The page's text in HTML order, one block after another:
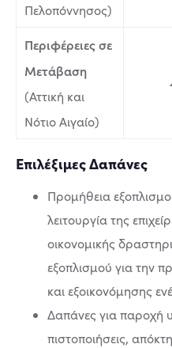
Πελοπόννησος)
Περιφέρειες σε
Μετάβαση
(Αττική και
Νότιο Αιγαίο)
Επιλέξιμες Δαπάνες
Προμήθεια
λειτουργία της
οικονομικής
εξοπλισμού για την
και εξοικονόμησης
Δαπάνες για παροχή
πιστοποιήσεις,